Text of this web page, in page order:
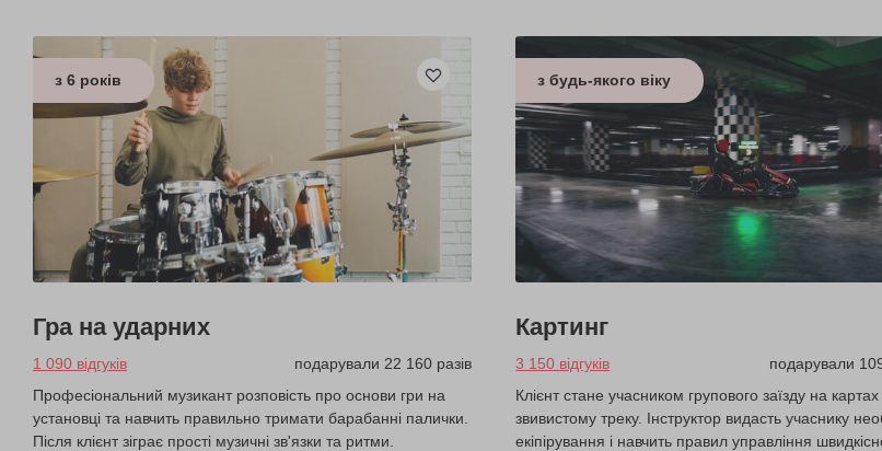
з 6 років
Гра на ударних
1 090 відгуків
подарували 22 160 разів
Професіональний музикант розповість про основи гри на
установці та навчить правильно тримати барабанні палички.
Після клієнт зіграє прості музичні зв'язки та ритми.
з будь-якого віку
Картинг
3 150 відгуків
подарували
Клієнт стане учасником групового заїзду на
звивистому треку. Інструктор видасть учаснику
екіпірування і навчить правил управління